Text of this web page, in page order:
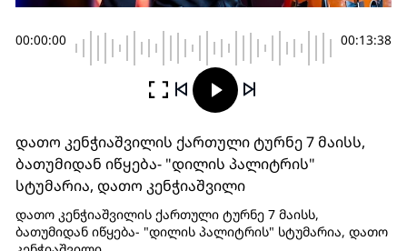
00:00:00 00:13:38
დათო კენჭიაშვილის ქართული ტურნე 7 მაისს,
ბათუმიდან იწყება- "დილის პალიტრის"
სტუმარია, დათო კენჭიაშვილი
დათო კენჭიაშვილის ქართული ტურნე 7 მაისს,
ბათუმიდან იწყება- "დილის პალიტრის" სტუმარია, დათო